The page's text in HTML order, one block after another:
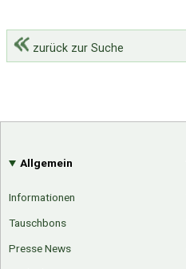
zurück zur Suche
Allgemein
Informationen
Tauschbons
Presse News